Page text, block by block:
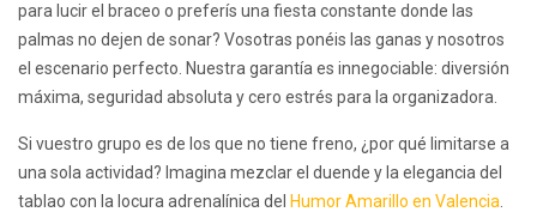
para lucir el braceo o preferís una fiesta constante donde las
palmas no dejen de sonar? Vosotras ponéis las ganas y nosotros
el escenario perfecto. Nuestra garantía es innegociable: diversión
máxima, seguridad absoluta y cero estrés para la organizadora.
Si vuestro grupo es de los que no tiene freno, ¿por qué limitarse a
una sola actividad? Imagina mezclar el duende y la elegancia del
tablao con la locura adrenalínica del Humor Amarillo en Valencia